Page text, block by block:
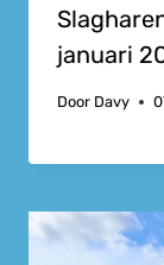
januari
Door Davy